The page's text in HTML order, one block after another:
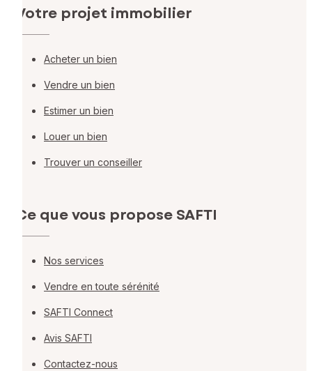
Votre projet immobilier
Acheter un bien
Vendre un bien
Estimer un bien
Louer un bien
Trouver un conseiller
Ce que vous propose SAFTI
Nos services
Vendre en toute sérénité
SAFTI Connect
Avis SAFTI
Contactez-nous